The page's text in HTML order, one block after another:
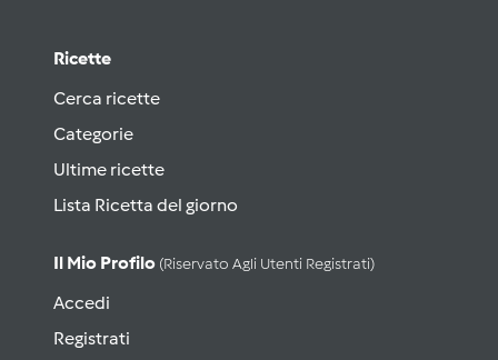
Ricette
Cerca ricette
Categorie
Ultime ricette
Lista Ricetta del giorno
Il Mio Profilo (riservato Agli Utenti Registrati)
Accedi
Registrati